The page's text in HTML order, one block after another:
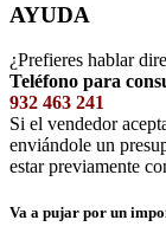
AYUDA
¿Prefieres hablar
Teléfono para
932 463 241
Si el vendedor
enviándole un
estar previamente
Va a pujar por un